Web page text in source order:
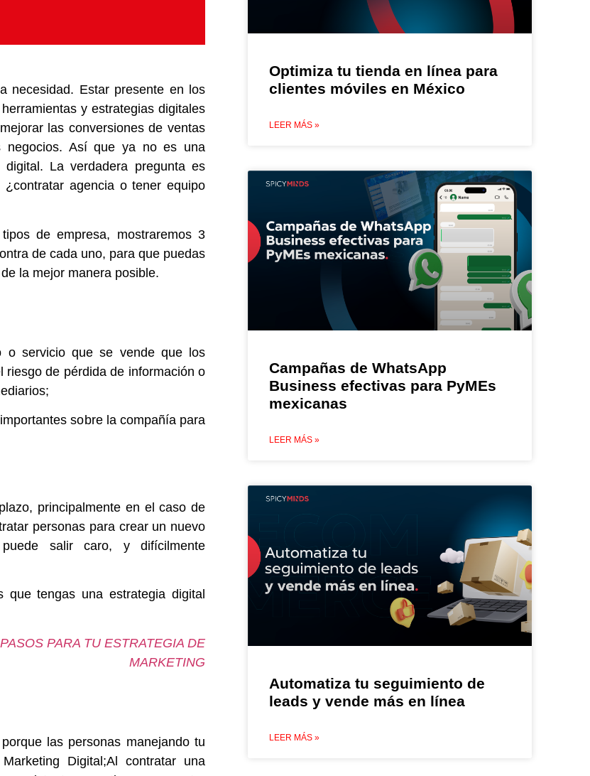
necesidad. Estar presente en los
y estrategias digitales
las conversiones de ventas
negocios. Así que ya no es una
La verdadera pregunta es
agencia o tener equipo
de empresa, mostraremos 3
de cada uno, para que puedas
la mejor manera posible.
o servicio que se vende que los
riesgo de pérdida de información o
sobre la compañía para
principalmente en el caso de
personas para crear un nuevo
puede salir caro, y difícilmente
tengas una estrategia digital
PARA TU ESTRATEGIA DE
MARKETING
las personas manejando tu
Digital;Al contratar una
Optimiza tu tienda en línea para
clientes móviles en México
LEER MÁS »
Campañas de WhatsApp
Business efectivas para PyMEs
mexicanas
LEER MÁS »
Automatiza tu seguimiento de
leads y vende más en línea
LEER MÁS »